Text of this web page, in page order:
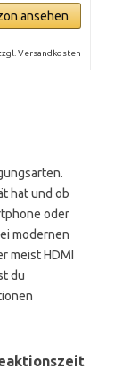
ansehen
Versandkosten
hat und ob
oder
modernen
meist HDMI
du